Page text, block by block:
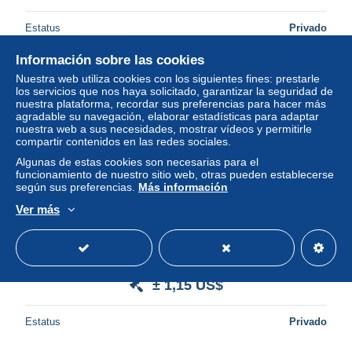
Estatus Privado
Nuevo
Vintage Pin-Up Art Postcard Original 4x6 Fine Art Nude -
Artistic Female Form - Glossy Archive #A1139
± 1,15 US$
Estatus Privado
Información sobre las cookies
Nuestra web utiliza cookies con los siguientes fines: prestarle
los servicios que nos haya solicitado, garantizar la seguridad de
nuestra plataforma, recordar sus preferencias para hacer más
agradable su navegación, elaborar estadísticas para adaptar
nuestra web a sus necesidades, mostrar vídeos y permitirle
compartir contenidos en las redes sociales.
Algunas de estas cookies son necesarias para el
funcionamiento de nuestro sitio web, otras pueden establecerse
según sus preferencias. Más información
Ver más